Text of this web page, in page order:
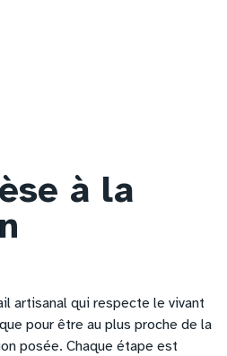
à la
artisanal qui respecte le vivant
pour être au plus proche de la
posée. Chaque étape est